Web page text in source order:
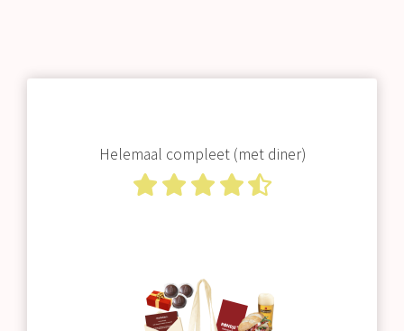
Helemaal compleet (met diner)